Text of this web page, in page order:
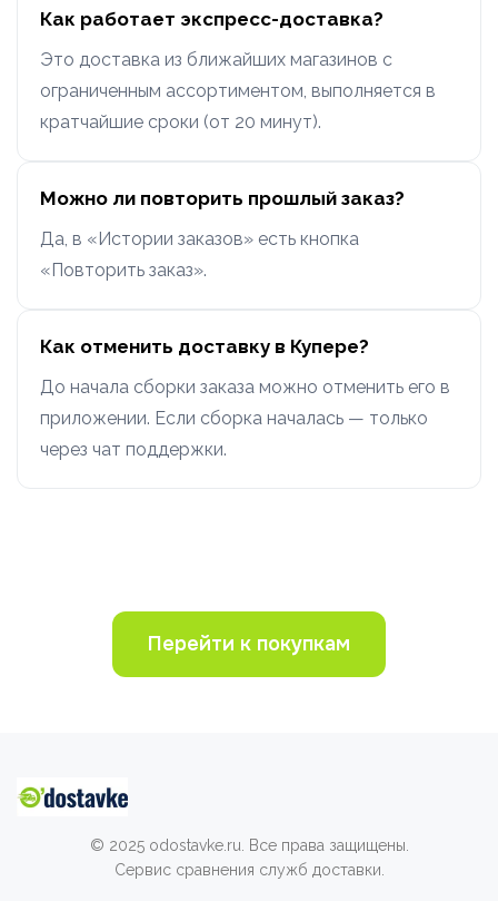
Как работает экспресс-доставка?
Это доставка из ближайших магазинов с
ограниченным ассортиментом, выполняется в
кратчайшие сроки (от 20 минут).
Можно ли повторить прошлый заказ?
Да, в «Истории заказов» есть кнопка
«Повторить заказ».
Как отменить доставку в Купере?
До начала сборки заказа можно отменить его в
приложении. Если сборка началась — только
через чат поддержки.
Перейти к покупкам
© 2025 odostavke.ru. Все права защищены.
Сервис сравнения служб доставки.